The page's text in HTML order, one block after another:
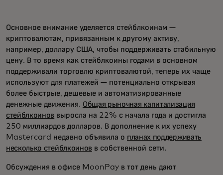
Основное внимание уделяется стейблкоинам —
криптовалютам, привязанным к другому активу,
например, доллару США, чтобы поддерживать стабильную
цену. В то время как стейблкоины годами в основном
поддерживали торговлю криптовалютой, теперь их чаще
используют для платежей — потенциально открывая
более быстрые, дешевые и автоматизированные
денежные движения. Общая рыночная капитализация
стейблкоинов выросла на 22% с начала года и достигла
250 миллиардов долларов. В дополнение к их успеху
Mastercard недавно объявила о планах поддерживать
несколько стейблкоиновв собственной сети.
Обсуждения в офисе MoonPay в тот день дают